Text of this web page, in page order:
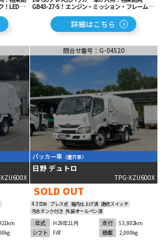
！LEDフ
GB43-27-S！エンジン・ミッション・フレームの
ETC＆バックカメラ装着済み！
詳細はこちら
問合せ番号：G-04520
パッカー車 （塵芥車）
日野 デュトロ
TPG-XZU600X
SOLD OUT
4.3立米 プレス式 箱内仕上げ済 連続スイッチ
汚水タンク付き 外装オールペン済
年式 H29年11月 走行
53,802km
シフト
FAT 積載 2,000kg